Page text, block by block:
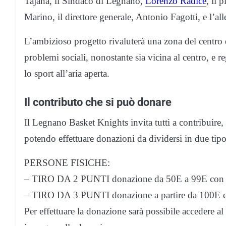
Marino, il direttore generale, Antonio Fagotti, e
L’ambizioso progetto rivaluterà una zona del
problemi sociali, nonostante sia vicina al centro, e
lo sport all’aria aperta.
Il contributo che si può donare
Il Legnano Basket Knights invita tutti a contribuire,
potendo effettuare donazioni da dividersi in due
PERSONE FISICHE:
– TIRO DA 2 PUNTI donazione da 50E a 99E con
– TIRO DA 3 PUNTI donazione a partire da 100E
Per effettuare la donazione sarà possibile accedere